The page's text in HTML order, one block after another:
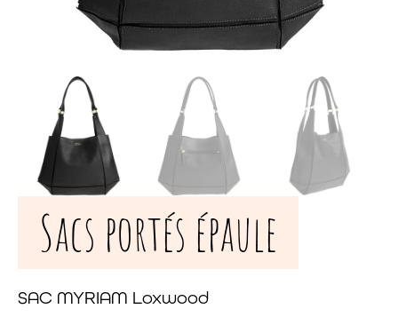
Sacs portés épaule
SAC MYRIAM Loxwood